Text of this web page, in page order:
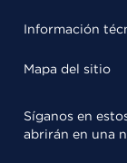
Información
Mapa del sitio
Síganos en
abrirán en una